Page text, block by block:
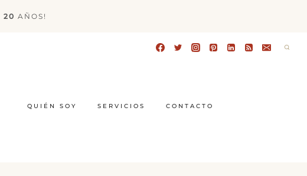
20 AÑOS!
QUIÉN SOY SERVICIOS CONTACTO